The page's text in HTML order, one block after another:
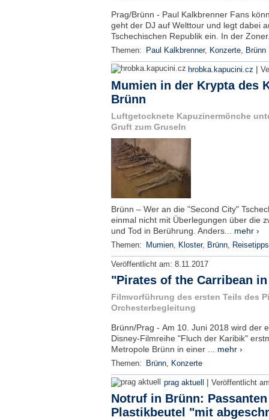
Prag/Brünn - Paul Kalkbrenner Fans
geht der DJ auf Welttour und legt dabei
Tschechischen Republik ein. In der
Themen: Paul Kalkbrenner, Konzerte, Brünn
hrobka.kapucini.cz |
Mumien in der Krypta des
Brünn
Luftgetocknete Kapuzinermönche
Gruft zum Gruseln
Brünn – Wer an die "Second City"
einmal nicht mit Überlegungen über die
und Tod in Berührung. Anders... mehr ›
Themen: Mumien, Kloster, Brünn, Reisetipps
Veröffentlicht am: 8.11.2017
"Pirates of the Carribean
Filmvorführung des ersten Teils des
Orchesterbegleitung
Brünn/Prag - Am 10. Juni 2018 wird der
Disney-Filmreihe "Fluch der Karibik"
Metropole Brünn in einer ... mehr ›
Themen: Brünn, Konzerte
prag aktuell | Veröffentlicht
Notruf in Brünn:
Plastikbeutel "mit